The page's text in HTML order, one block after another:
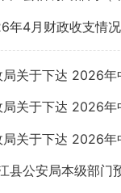
年4月财政收支情况
关于下达 2026年
关于下达 2026
关于下达 2026年
县公安局本级部门